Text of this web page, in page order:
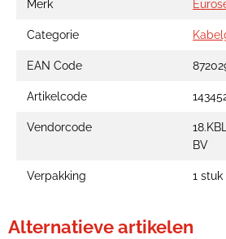
Merk
Categorie
EAN Code
Artikelcode
Vendorcode
BV
Verpakking 1 stuk
Alternatieve artikelen